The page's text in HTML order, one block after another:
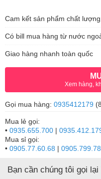
Cam kết sản phẩm chất
Có bill mua hàng từ nước
Giao hàng nhanh toàn quốc
Xem hàng,
Gọi mua hàng: 0935412179
Mua lẻ gọi:
• 0935.655.700 |
Mua sỉ gọi:
• 0905.77.60.68 |
Bạn cần chúng tôi gọi